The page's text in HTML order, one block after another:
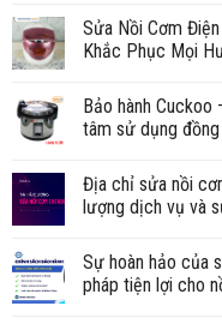
Sửa Nồi Cơm
Khắc Phục Mọi
Bảo hành Cuckoo
tâm sử dụng
Địa chỉ sửa nồi
lượng dịch vụ và
Sự hoàn hảo của
pháp tiện lợi cho